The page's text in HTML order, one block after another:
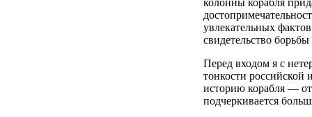
увлекательных
свидетельство
Перед входом я с
тонкости российской
историю корабля —
подчеркивается